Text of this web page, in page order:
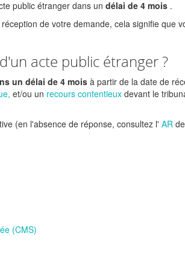
public étranger dans un délai de 4 mois .
de votre demande, cela signifie que
acte public étranger ?
un délai de 4 mois à partir de la date de
et/ou un recours contentieux devant le
(en l'absence de réponse, consultez l' AR
(CMS)